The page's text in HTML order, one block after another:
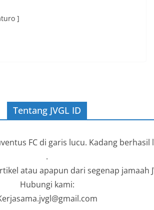
]
Tentang JVGL ID
FC di garis lucu. Kadang berhasil
.
atau apapun dari segenap jamaah
Hubungi kami: